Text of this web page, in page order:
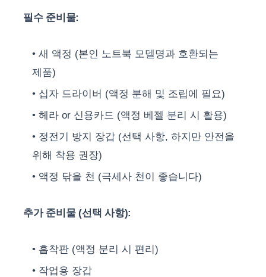
필수 준비물:
새 액정 (본인 노트북 모델명과 호환되는
제품)
십자 드라이버 (액정 분해 및 조립에 필요)
헤라 or 신용카드 (액정 베젤 분리 시 활용)
정전기 방지 장갑 (선택 사항, 하지만 안전을
위해 착용 권장)
액정 닦을 천 (극세사 천이 좋습니다)
추가 준비물 (선택 사항):
흡착판 (액정 분리 시 편리)
작업용 장갑